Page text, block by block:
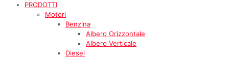
PRODOTTI
Motori
Benzina
Albero Orizzontale
Albero Verticale
Diesel